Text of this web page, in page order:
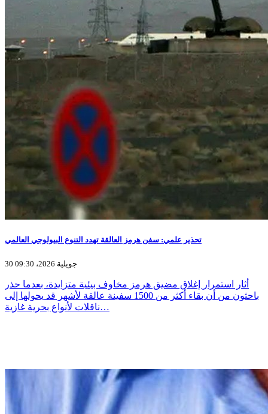
تحذير علمي: سفن هرمز العالقة تهدد التنوع البيولوجي العالمي
30 جويلية 2026، 09:30
أثار استمرار إغلاق مضيق هرمز مخاوف بيئية متزايدة، بعدما حذر
باحثون من أن بقاء أكثر من 1500 سفينة عالقة لأشهر قد يحولها إلى
ناقلات لأنواع بحرية غازية…